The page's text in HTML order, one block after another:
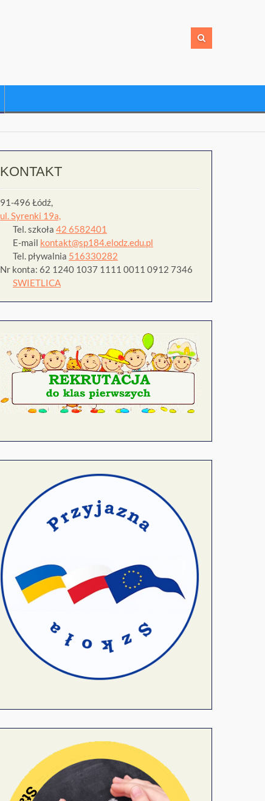
KONTAKT
91-496 Łódź,
ul. Syrenki 19a,
Tel. szkoła 42 6582401
E-mail kontakt@sp184.elodz.edu.pl
Tel. pływalnia 516330282
Nr konta: 62 1240 1037 1111 0011 0912 7346
SWIETLICA